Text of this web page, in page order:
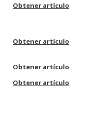
Obtener artículo
Obtener artículo
Obtener artículo
Obtener artículo